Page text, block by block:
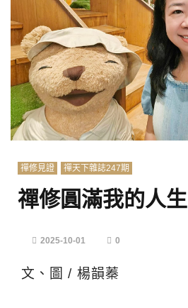
禪修見證 禪天下雜誌247期
禪修圓滿我的人生
2025-10-01 0
文、圖 / 楊韻蓁